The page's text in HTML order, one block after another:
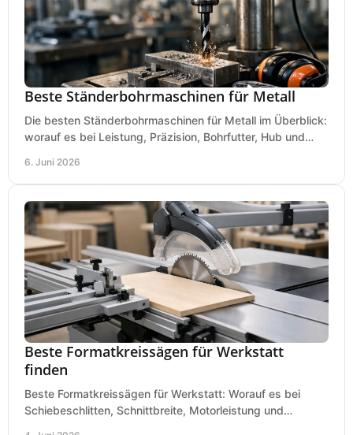
Beste Ständerbohrmaschinen für Metall
Die besten Ständerbohrmaschinen für Metall im Überblick:
worauf es bei Leistung, Präzision, Bohrfutter, Hub und
6. Juni 2026
Beste Formatkreissägen für Werkstatt
finden
Beste Formatkreissägen für Werkstatt: Worauf es bei
Schiebeschlitten, Schnittbreite, Motorleistung und